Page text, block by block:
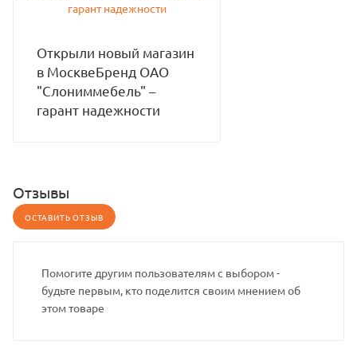
Открыли новый магазин
в МосквеБренд ОАО
"Слониммебель" –
гарант надежности
Отзывы
ОСТАВИТЬ ОТЗЫВ
Помогите другим пользователям с выбором -
будьте первым, кто поделится своим мнением об
этом товаре